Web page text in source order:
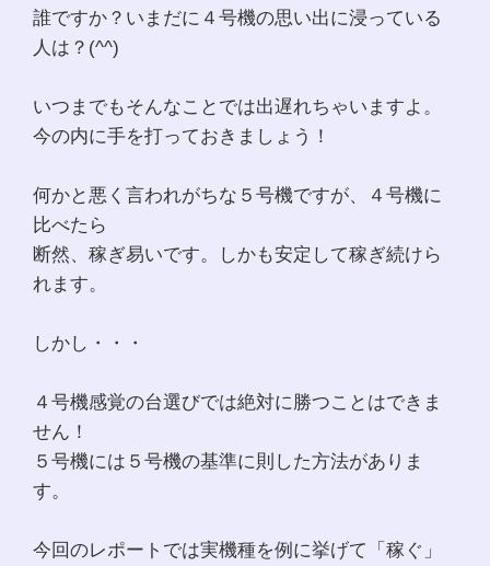
誰ですか？いまだに４号機の思い出に浸っている
人は？(^^)
いつまでもそんなことでは出遅れちゃいますよ。
今の内に手を打っておきましょう！
何かと悪く言われがちな５号機ですが、４号機に
比べたら
断然、稼ぎ易いです。しかも安定して稼ぎ続けら
れます。
しかし・・・
４号機感覚の台選びでは絶対に勝つことはできま
せん！
５号機には５号機の基準に則した方法がありま
す。
今回のレポートでは実機種を例に挙げて「稼ぐ」